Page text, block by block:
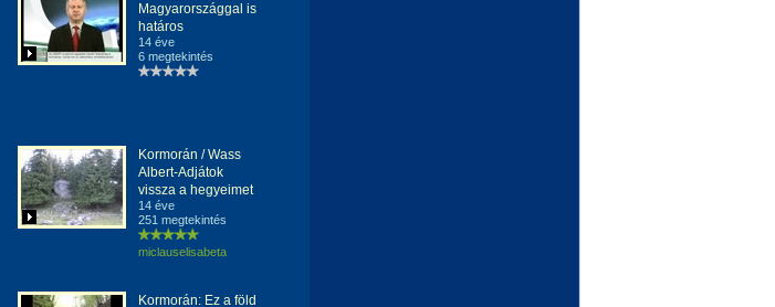
Magyarországgal is
határos
14 éve
6 megtekintés
Kormorán / Wass
Albert-Adjátok
vissza a hegyeimet
14 éve
251 megtekintés
miclauselisabeta
Kormorán: Ez a föld